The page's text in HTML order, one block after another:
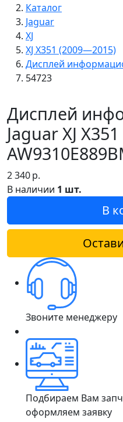
Каталог
Jaguar
XJ
XJ X351 (2009—2015)
Дисплей
54723
Дисплей
Jaguar XJ
2 340р.
В наличии 1 шт.
В
Звоните менеджеру
Подбираем Вам
оформляем заявку